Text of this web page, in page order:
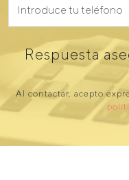
Respuesta
Al contactar, acepto